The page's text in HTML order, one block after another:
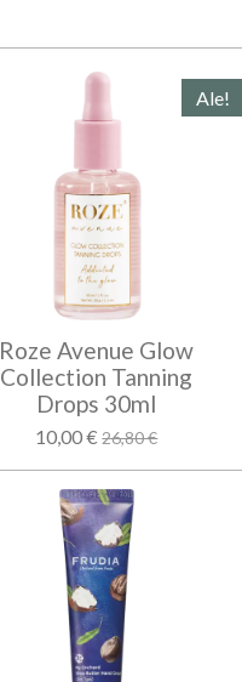
Ale!
Roze Avenue Glow
Collection Tanning
Drops 30ml
10,00 €26,80 €